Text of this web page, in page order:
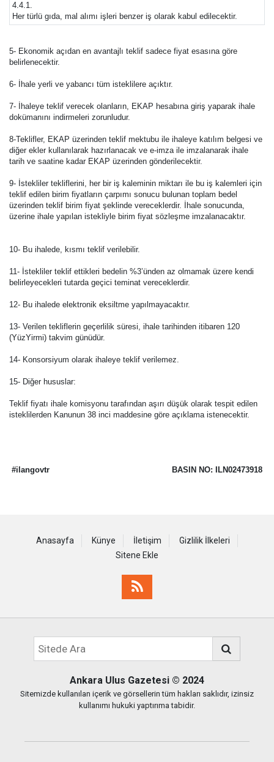
4.4.1.
Her türlü gıda, mal alımı işleri benzer iş olarak kabul edilecektir.
5- Ekonomik açıdan en avantajlı teklif sadece fiyat esasına göre
belirlenecektir.
6- İhale yerli ve yabancı tüm isteklilere açıktır.
7- İhaleye teklif verecek olanların, EKAP hesabına giriş yaparak ihale
dokümanını indirmeleri zorunludur.
8-Teklifler, EKAP üzerinden teklif mektubu ile ihaleye katılım belgesi ve
diğer ekler kullanılarak hazırlanacak ve e-imza ile imzalanarak ihale
tarih ve saatine kadar EKAP üzerinden gönderilecektir.
9- İstekliler tekliflerini, her bir iş kaleminin miktarı ile bu iş kalemleri için
teklif edilen birim fiyatların çarpımı sonucu bulunan toplam bedel
üzerinden teklif birim fiyat şeklinde vereceklerdir. İhale sonucunda,
üzerine ihale yapılan istekliyle birim fiyat sözleşme imzalanacaktır.
10- Bu ihalede, kısmı teklif verilebilir.
11- İstekliler teklif ettikleri bedelin %3’ünden az olmamak üzere kendi
belirleyecekleri tutarda geçici teminat vereceklerdir.
12- Bu ihalede elektronik eksiltme yapılmayacaktır.
13- Verilen tekliflerin geçerlilik süresi, ihale tarihinden itibaren 120
(YüzYirmi) takvim günüdür.
14- Konsorsiyum olarak ihaleye teklif verilemez.
15- Diğer hususlar:
Teklif fiyatı ihale komisyonu tarafından aşırı düşük olarak tespit edilen
isteklilerden Kanunun 38 inci maddesine göre açıklama istenecektir.
#ilangovtr BASIN NO: ILN02473918
Anasayfa Künye İletişim
Gizlilik İlkeleri
Sitene Ekle
Ankara Ulus Gazetesi © 2024
Sitemizde kullanılan içerik ve görsellerin tüm hakları saklıdır, izinsiz
kullanımı hukuki yaptırıma tabidir.